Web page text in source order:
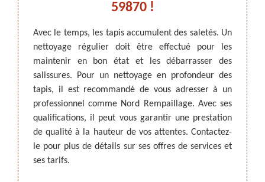
CANNAGE - RECOLLAGE, 59 NORD
Rempaillage fauteuil,
Cannage fauteuil, chaises
en
vous
qui
le
les
en
site
ligne
son
59870 !
Avec le temps, les tapis accumulent des saletés. Un
nettoyage régulier doit être effectué pour les
maintenir en bon état et les débarrasser des
salissures. Pour un nettoyage en profondeur des
tapis, il est recommandé de vous adresser à un
professionnel comme Nord Rempaillage. Avec ses
qualifications, il peut vous garantir une prestation
de qualité à la hauteur de vos attentes. Contactez-
le pour plus de détails sur ses offres de services et
ses tarifs.
de
Il
les
de